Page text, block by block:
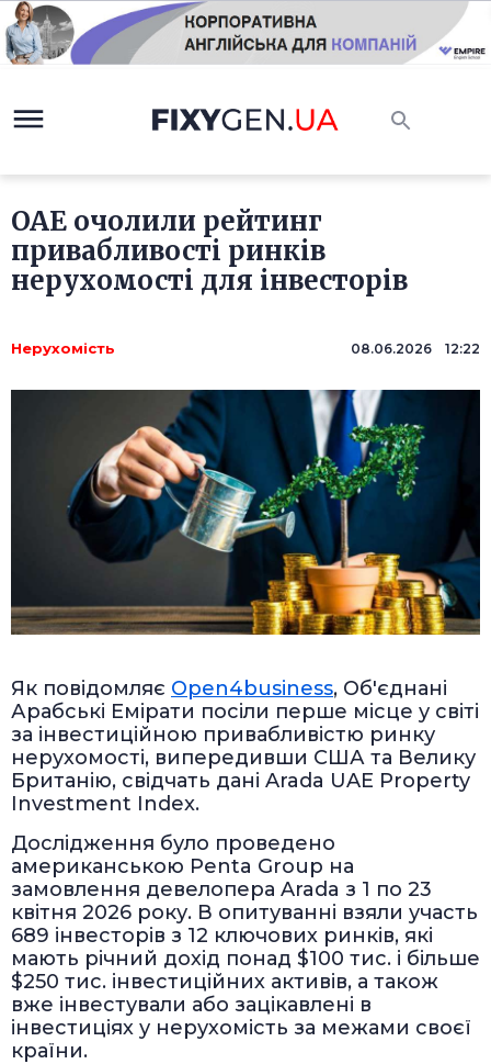
ОАЕ очолили рейтинг
привабливості ринків
нерухомості для інвесторів
Нерухомість 08.06.2026 12:22
Як повідомляє Оpen4business, Об'єднані
Арабські Емірати посіли перше місце у світі
за інвестиційною привабливістю ринку
нерухомості, випередивши США та Велику
Британію, свідчать дані Arada UAE Property
Investment Index.
Дослідження було проведено
американською Penta Group на
замовлення девелопера Arada з 1 по 23
квітня 2026 року. В опитуванні взяли участь
689 інвесторів з 12 ключових ринків, які
мають річний дохід понад $100 тис. і більше
$250 тис. інвестиційних активів, а також
вже інвестували або зацікавлені в
інвестиціях у нерухомість за межами своєї
країни.